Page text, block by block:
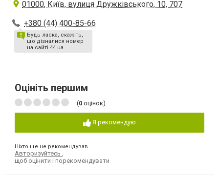
01000, Київ, вулиця Дружківського, 10, 707
+380 (44) 400-85-66
Будь ласка, скажіть,
що дізналися номер
на сайті 44.ua
Оцініть першим
(0 оцінок)
Я рекомендую
Ніхто ще не рекомендував
Авторизуйтесь
щоб оцінити і порекомендувати